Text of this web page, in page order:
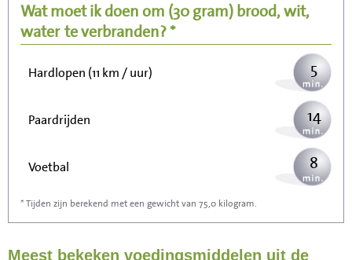
Wat moet ik doen om (30 gram)brood, wit,
water te verbranden? *
Wandelen (5 km/uur) 13
Hardlopen (11 km / uur) 5
Paardrijden 14
Voetbal 8
Stofzuigen
* Tijden zijn berekend met een gewicht van 75,0 kilogram.
Meest bekeken voedingsmiddelen uit de